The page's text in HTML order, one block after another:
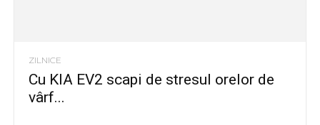
ZILNICE
Cu KIA EV2 scapi de stresul orelor de
vârf...